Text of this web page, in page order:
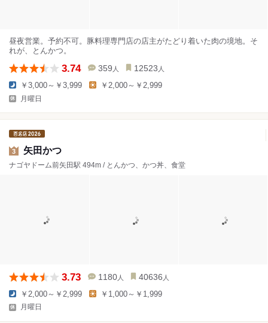
昼夜営業。予約不可。豚料理専門店の店主がたどり着いた肉の境地。そ
れが、とんかつ。
3.74 359 人 12523 人
￥3,000～￥3,999 ￥2,000～￥2,999
月曜日
3 矢田かつ
ナゴヤドーム前矢田駅 494m / とんかつ、かつ丼、食堂
3.73 1180 人 40636 人
￥2,000～￥2,999 ￥1,000～￥1,999
月曜日